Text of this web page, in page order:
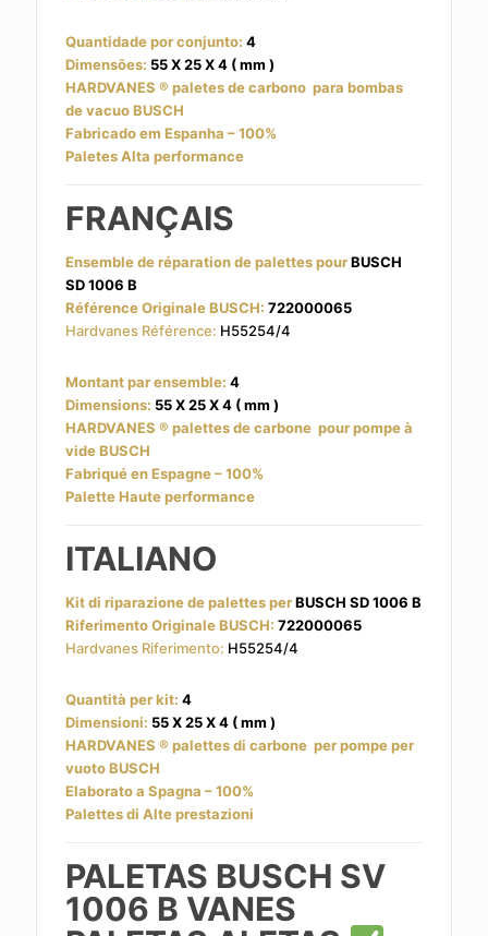
Quantidade por conjunto: 4
Dimensões: 55 X 25 X 4 ( mm )
HARDVANES ® paletes de carbono para bombas
de vacuo BUSCH
Fabricado em Espanha – 100%
Paletes Alta performance
FRANÇAIS
Ensemble de réparation de palettes pourBUSCH
SD 1006 B
Référence Originale BUSCH: 722000065
Hardvanes Référence: H55254/4
Montant par ensemble: 4
Dimensions: 55 X 25 X 4 ( mm )
HARDVANES ® palettes de carbone pour pompe à
vide BUSCH
Fabriqué en Espagne – 100%
Palette Haute performance
ITALIANO
Kit di riparazione de palettes perBUSCH SD 1006 B
Riferimento Originale BUSCH: 722000065
Hardvanes Riferimento: H55254/4
Quantità per kit: 4
Dimensioni: 55 X 25 X 4 ( mm )
HARDVANES ® palettes di carbone per pompe per
vuoto BUSCH
Elaborato a Spagna – 100%
Palettes di Alte prestazioni
PALETAS BUSCH SV
1006 B VANES